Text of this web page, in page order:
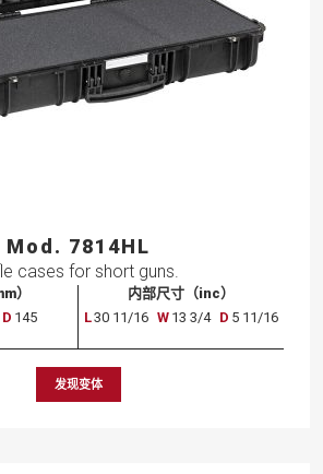
Mod. 7814HL
cases for short guns.
）
D 145
内部尺寸（inc）
L30 11/16 W 13 3/4 D 5 11/16
发现变体